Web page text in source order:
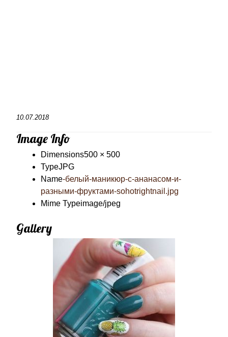
10.07.2018
Image Info
Dimensions500 × 500
TypeJPG
Name-белый-маникюр-с-ананасом-и-
разными-фруктами-sohotrightnail.jpg
Mime Typeimage/jpeg
Gallery